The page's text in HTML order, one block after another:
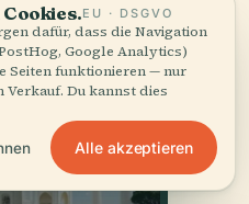
EU · DSGVO
dafür, dass die Navigation
Google Analytics)
Seiten funktionieren — nur
Verkauf. Du kannst dies
Alle akzeptieren